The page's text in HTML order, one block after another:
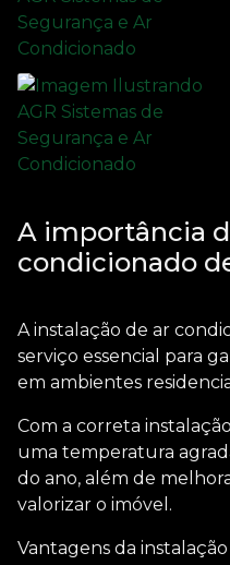
A importância
condicionado
A instalação de ar
serviço essencial para
em ambientes
Com a correta
uma temperatura
do ano, além de
valorizar o imóvel.
Vantagens da